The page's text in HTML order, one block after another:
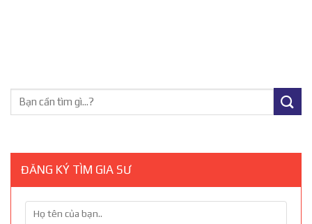
ĐĂNG KÝ TÌM GIA SƯ